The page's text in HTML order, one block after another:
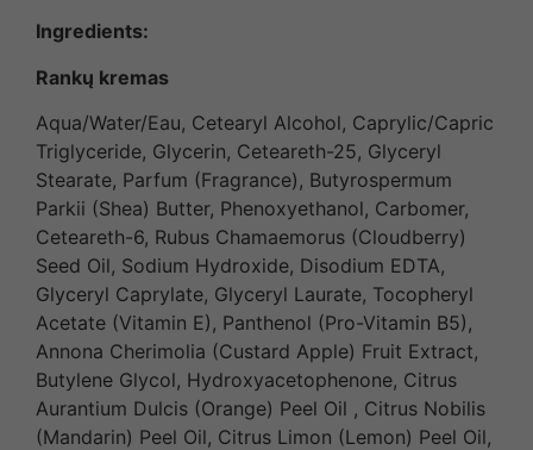
Ingredients:
Rankų kremas
Aqua/Water/Eau, Cetearyl Alcohol, Caprylic/Capric
Triglyceride, Glycerin, Ceteareth-25, Glyceryl
Stearate, Parfum (Fragrance), Butyrospermum
Parkii (Shea) Butter, Phenoxyethanol, Carbomer,
Ceteareth-6, Rubus Chamaemorus (Cloudberry)
Seed Oil, Sodium Hydroxide, Disodium EDTA,
Glyceryl Caprylate, Glyceryl Laurate, Tocopheryl
Acetate (Vitamin E), Panthenol (Pro-Vitamin B5),
Annona Cherimolia (Custard Apple) Fruit Extract,
Butylene Glycol, Hydroxyacetophenone, Citrus
Aurantium Dulcis (Orange) Peel Oil , Citrus Nobilis
(Mandarin) Peel Oil, Citrus Limon (Lemon) Peel Oil,